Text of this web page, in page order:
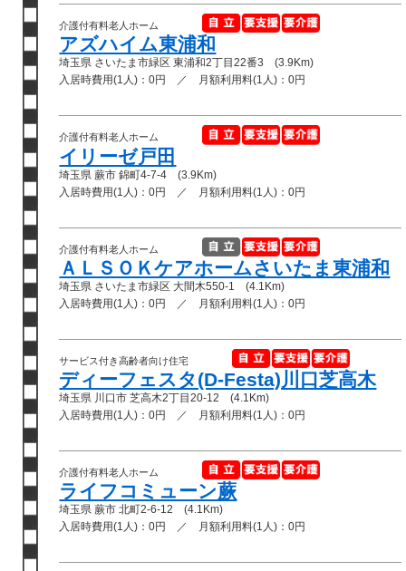
介護付有料老人ホーム
アズハイム東浦和
埼玉県 さいたま市緑区 東浦和2丁目22番3 (3.9Km)
入居時費用(1人)：0円 ／ 月額利用料(1人)：0円
介護付有料老人ホーム
イリーゼ戸田
埼玉県 蕨市 錦町4-7-4 (3.9Km)
入居時費用(1人)：0円 ／ 月額利用料(1人)：0円
介護付有料老人ホーム
ＡＬＳＯＫケアホームさいたま東浦和
埼玉県 さいたま市緑区 大間木550-1 (4.1Km)
入居時費用(1人)：0円 ／ 月額利用料(1人)：0円
サービス付き高齢者向け住宅
ディーフェスタ(D-Festa)川口芝高木
埼玉県 川口市 芝高木2丁目20-12 (4.1Km)
入居時費用(1人)：0円 ／ 月額利用料(1人)：0円
介護付有料老人ホーム
ライフコミューン蕨
埼玉県 蕨市 北町2-6-12 (4.1Km)
入居時費用(1人)：0円 ／ 月額利用料(1人)：0円